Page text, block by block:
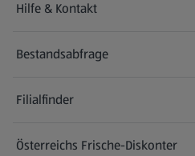
Hilfe & Kontakt
(öffnet in einem neuen Tab)
Bestandsabfrage
(öffnet in einem neuen Tab)
Filialfinder
Österreichs Frische-Diskonter